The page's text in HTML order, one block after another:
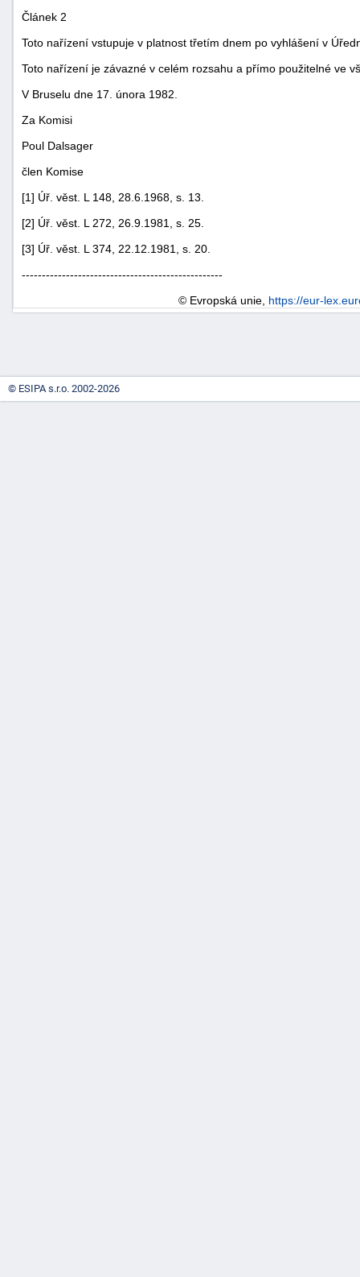
Článek 2
Toto nařízení vstupuje v platnost třetím dnem po vyhlášení v
Toto nařízení je závazné v celém rozsahu a přímo použitelné ve
V Bruselu dne 17. února 1982.
Za Komisi
Poul Dalsager
člen Komise
[1] Úř. věst. L 148, 28.6.1968, s. 13.
[2] Úř. věst. L 272, 26.9.1981, s. 25.
[3] Úř. věst. L 374, 22.12.1981, s. 20.
--------------------------------------------------
© Evropská unie, https://eur-
© ESIPA s.r.o. 2002-2026